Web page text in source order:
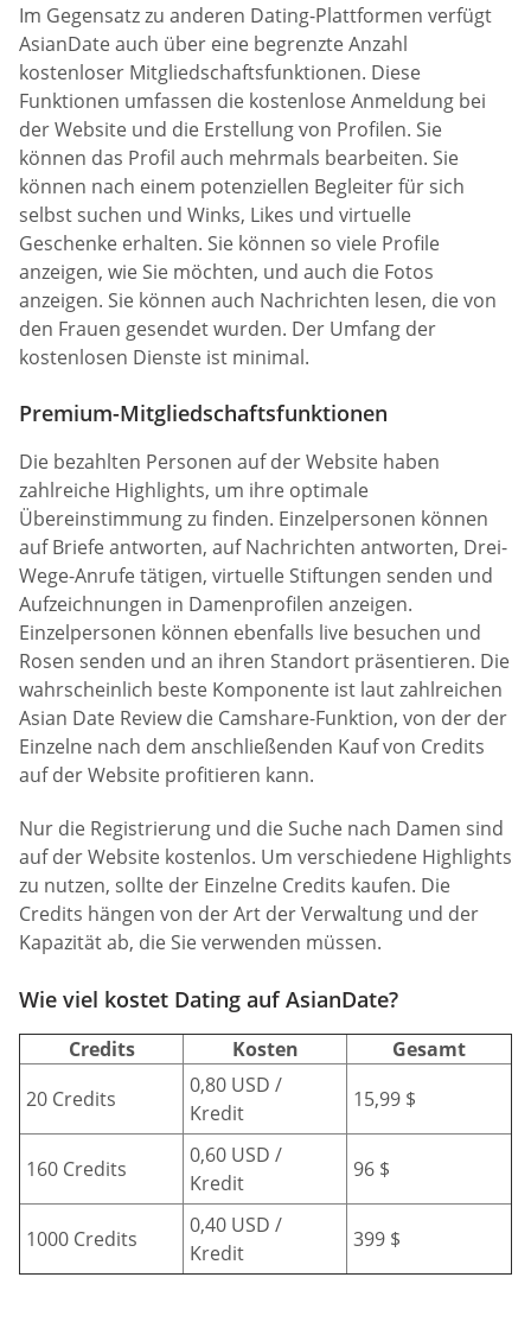
Im Gegensatz zu anderen Dating-Plattformen verfügt
AsianDate auch über eine begrenzte Anzahl
kostenloser Mitgliedschaftsfunktionen. Diese
Funktionen umfassen die kostenlose Anmeldung bei
der Website und die Erstellung von Profilen. Sie
können das Profil auch mehrmals bearbeiten. Sie
können nach einem potenziellen Begleiter für sich
selbst suchen und Winks, Likes und virtuelle
Geschenke erhalten. Sie können so viele Profile
anzeigen, wie Sie möchten, und auch die Fotos
anzeigen. Sie können auch Nachrichten lesen, die von
den Frauen gesendet wurden. Der Umfang der
kostenlosen Dienste ist minimal.
Premium-Mitgliedschaftsfunktionen
Die bezahlten Personen auf der Website haben
zahlreiche Highlights, um ihre optimale
Übereinstimmung zu finden. Einzelpersonen können
auf Briefe antworten, auf Nachrichten antworten, Drei-
Wege-Anrufe tätigen, virtuelle Stiftungen senden und
Aufzeichnungen in Damenprofilen anzeigen.
Einzelpersonen können ebenfalls live besuchen und
Rosen senden und an ihren Standort präsentieren. Die
wahrscheinlich beste Komponente ist laut zahlreichen
Asian Date Review die Camshare-Funktion, von der der
Einzelne nach dem anschließenden Kauf von Credits
auf der Website profitieren kann.
Nur die Registrierung und die Suche nach Damen sind
auf der Website kostenlos. Um verschiedene Highlights
zu nutzen, sollte der Einzelne Credits kaufen. Die
Credits hängen von der Art der Verwaltung und der
Kapazität ab, die Sie verwenden müssen.
Wie viel kostet Dating auf AsianDate?
Credits Kosten
Gesamt
20 Credits
0,80 USD /
Kredit
15,99 $
160 Credits
0,60 USD /
Kredit
96 $
1000 Credits
0,40 USD /
Kredit
399 $